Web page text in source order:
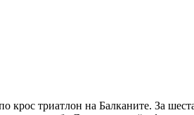
крос триатлон на Балканите. За